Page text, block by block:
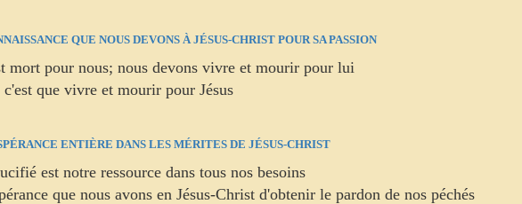
QUE NOUS DEVONS À JÉSUS-CHRIST POUR SA PASSION
mort pour nous; nous devons vivre et mourir pour lui
que vivre et mourir pour Jésus
ENTIÈRE DANS LES MÉRITES DE JÉSUS-CHRIST
est notre ressource dans tous nos besoins
que nous avons en Jésus-Christ d'obtenir le pardon de nos péchés